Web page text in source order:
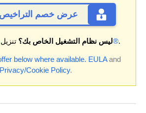
عرض خصم التراخيص
ليس نظام التشغيل الخاص بك؟ تنزيل ماك®.
below where available. EULAand
Privacy/Cookie Policy.